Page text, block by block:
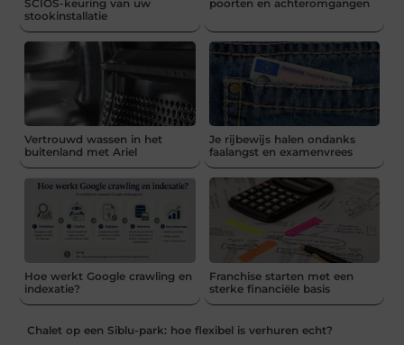
SCIOS-keuring van uw
stookinstallatie
poorten en achteromgangen
Vertrouwd wassen in het
buitenland met Ariel
Je rijbewijs halen ondanks
faalangst en examenvrees
Hoe werkt Google crawling en
indexatie?
Franchise starten met een
sterke financiële basis
Chalet op een Siblu-park: hoe flexibel is verhuren echt?